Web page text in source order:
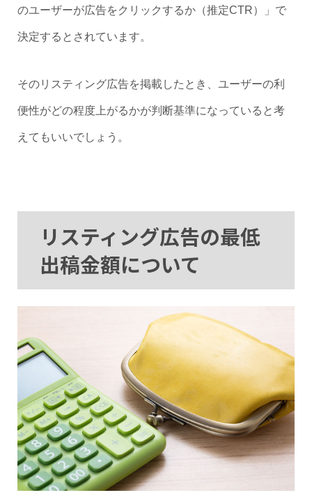
のユーザーが広告をクリックするか（推定CTR）」で
決定するとされています。
そのリスティング広告を掲載したとき、ユーザーの利
便性がどの程度上がるかが判断基準になっていると考
えてもいいでしょう。
リスティング広告の最低
出稿金額について